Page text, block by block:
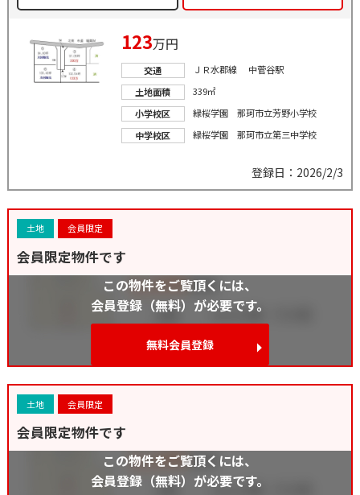
123万円
交通
ＪＲ水郡線 中菅谷駅
土地面積
339㎡
小学校区
緑桜学園 那珂市立芳野小学校
中学校区
緑桜学園 那珂市立第三中学校
登録日：2026/2/3
土地 会員限定
会員限定物件です
この物件をご覧頂くには、
会員登録（無料）が必要です。
無料会員登録
土地 会員限定
会員限定物件です
この物件をご覧頂くには、
会員登録（無料）が必要です。